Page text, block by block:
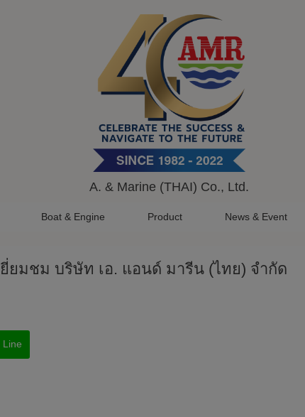
A. & Marine (THAI) Co., Ltd.
Boat & Engine Product News & Event
มชม บริษัท เอ. แอนด์ มารีน (ไทย) จำกัด
Line